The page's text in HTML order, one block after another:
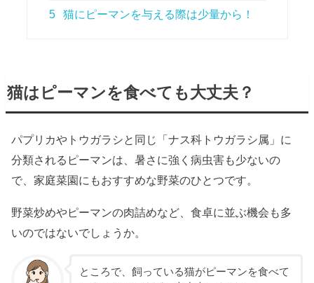
5 猫にピーマンを与える際は少量から！
猫はピーマンを食べても大丈夫？
パプリカやトウガラシと同じ「ナス科トウガラシ属」に
分類されるピーマンは、暑さに強く病虫害も少ないの
で、家庭菜園にもおすすめな野菜のひとつです。
野菜炒めやピーマンの肉詰めなど、食卓に並ぶ機会も多
いのではないでしょうか。
ところで、飼っている猫がピーマンを食べて